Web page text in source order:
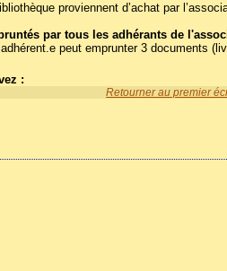
proviennent d’achat par
par tous les adhérants de
peut emprunter 3 documents
:
Retourner au premier